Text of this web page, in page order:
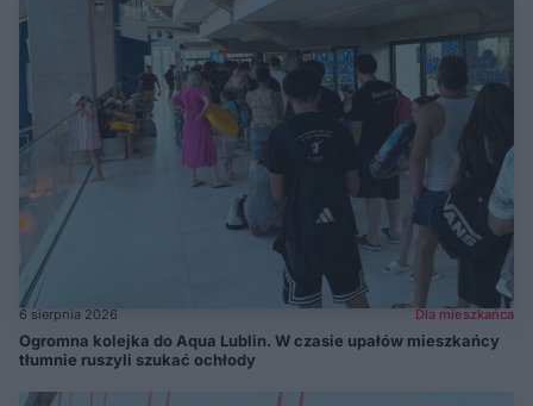
6 sierpnia 2026 Dla mieszkańca
Ogromna kolejka do Aqua Lublin. W czasie upałów mieszkańcy
tłumnie ruszyli szukać ochłody